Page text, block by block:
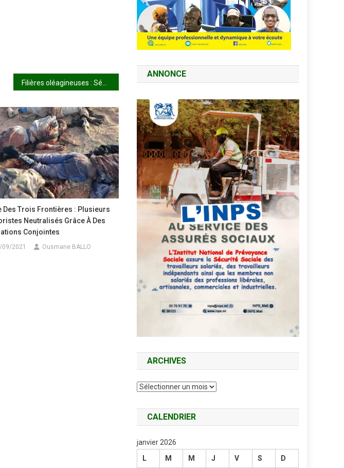
Des Trois Frontières : Plusieurs
Neutralisés Grâce À Des
Conjointes
09/2021 Ousmane BALLO
ANNONCE
ARCHIVES
Archives
CALENDRIER
janvier 2026
L
M M J V S D